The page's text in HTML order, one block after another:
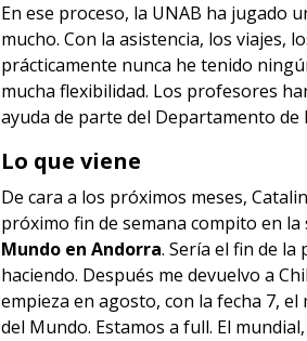
En ese proceso, la UNAB ha jugado
mucho. Con la asistencia, los viajes,
prácticamente nunca he tenido
mucha flexibilidad. Los profesores
ayuda de parte del Departamento de
Lo que viene
De cara a los próximos meses,
próximo fin de semana compito en la
Mundo en Andorra. Sería el fin de
haciendo. Después me devuelvo a
empieza en agosto, con la fecha 7, el
del Mundo. Estamos a full. El